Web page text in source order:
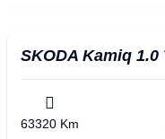
SKODA Kamiq 1.0
63320 Km